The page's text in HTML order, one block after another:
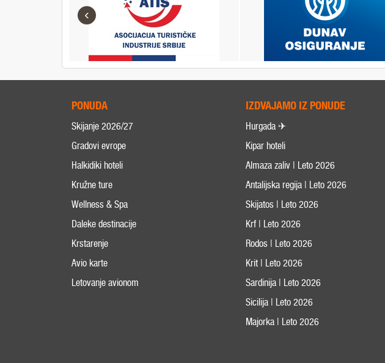
‹
PONUDA
Skijanje 2026/27
Gradovi evrope
Halkidiki hoteli
Kružne ture
Wellness & Spa
Daleke destinacije
Krstarenje
Avio karte
Letovanje avionom
IZDVAJAMO IZ PONUDE
Hurgada ✈
Kipar hoteli
Almaza zaliv | Leto 2026
Antalijska regija | Leto 2026
Skijatos | Leto 2026
Krf | Leto 2026
Rodos | Leto 2026
Krit | Leto 2026
Sardinija | Leto 2026
Sicilija | Leto 2026
Majorka | Leto 2026